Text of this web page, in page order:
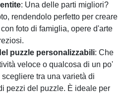
: Una delle parti migliori?
rendendolo perfetto per creare
foto di famiglia, opere d'arte
puzzle personalizzabili: Che
veloce o qualcosa di un po'
tra una varietà di
pezzi del puzzle. È ideale per